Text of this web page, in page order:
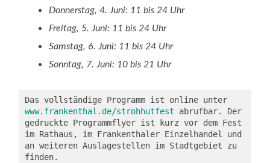
Donnerstag, 4. Juni: 11 bis 24 Uhr
Freitag, 5. Juni: 11 bis 24 Uhr
Samstag, 6. Juni: 11 bis 24 Uhr
Sonntag, 7. Juni: 10 bis 21 Uhr
Das vollständige Programm ist online unter
www.frankenthal.de/strohhutfest abrufbar. Der
gedruckte Programmflyer ist kurz vor dem Fest
im Rathaus, im Frankenthaler Einzelhandel und
an weiteren Auslagestellen im Stadtgebiet zu
finden.